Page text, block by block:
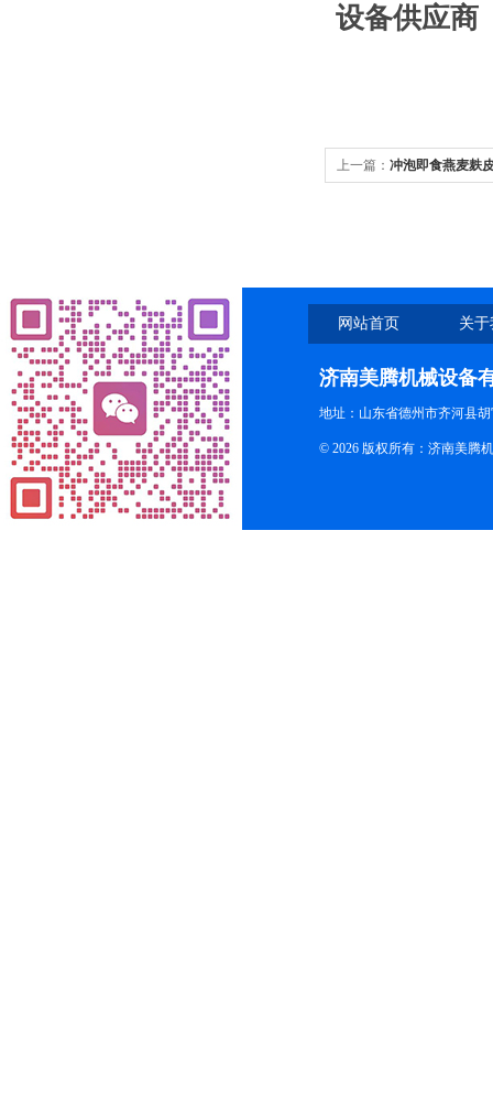
设备供应商
上一篇： 冲泡即食燕麦麸
网站首页 关
济南美腾机械设备
地址：山东省德州市齐河县
© 2026 版权所有：济南美腾